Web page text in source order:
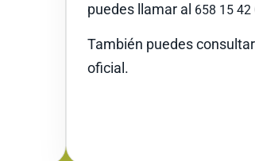
puedes llamar al 658 15 42
También puedes
oficial.